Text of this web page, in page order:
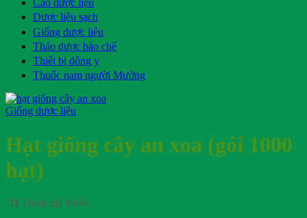
Cao dược liệu
Dược liệu sạch
Giống dược liệu
Thảo dược bào chế
Thiết bị đông y
Thuốc nam người Mường
Giống dược liệu
Hạt giống cây an xoa (gói 1000
hạt)
11 Đánh giá thuốc